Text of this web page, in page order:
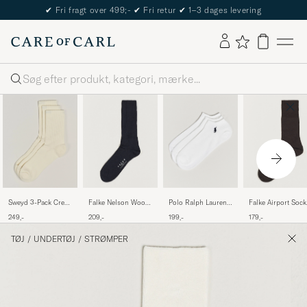
✔ Fri fragt over 499;- ✔ Fri retur ✔ 1–3 dages levering
Søg
Sweyd 3-Pack Crew
249,-
Falke Nelson Wool
Navy
209,-
Polo Ralph Lauren
White
199,-
Falke Airport
179,-
TØJ / UNDERTØJ / STRØMPER